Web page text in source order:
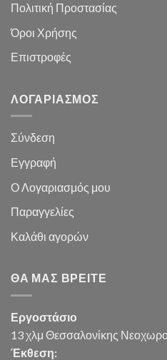
Πολιτική Προστασίας
Όροι Χρήσης
Επιστροφές
ΛΟΓΑΡΙΑΣΜΌΣ
Σύνδεση
Εγγραφή
Ο Λογαριασμός μου
Παραγγελίες
Καλάθι αγορών
ΘΑ ΜΑΣ ΒΡΕΊΤΕ
Εργοστάσιο
13 χλμ Θεσσαλονίκης
Έκθεση: